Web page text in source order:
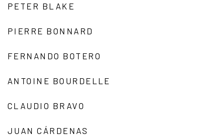
PETER BLAKE
PIERRE BONNARD
FERNANDO BOTERO
ANTOINE BOURDELLE
CLAUDIO BRAVO
JUAN CÁRDENAS